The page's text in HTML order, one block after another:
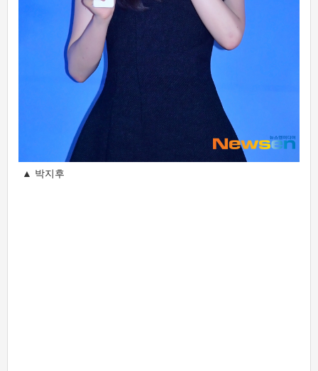
▲ 박지후